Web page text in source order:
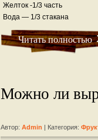
Желток -1/3 часть
Вода — 1/3 стакана
Читать полностью
Можно ли
Автор: Admin | Категория: